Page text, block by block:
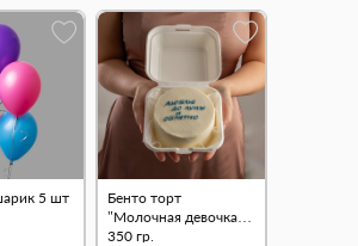
5 шт
Бенто торт
"Молочная девочка"
350 гр.